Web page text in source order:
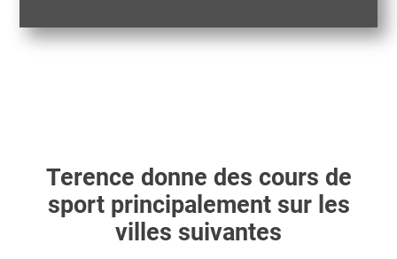
Terence donne des cours de
sport principalement sur les
villes suivantes